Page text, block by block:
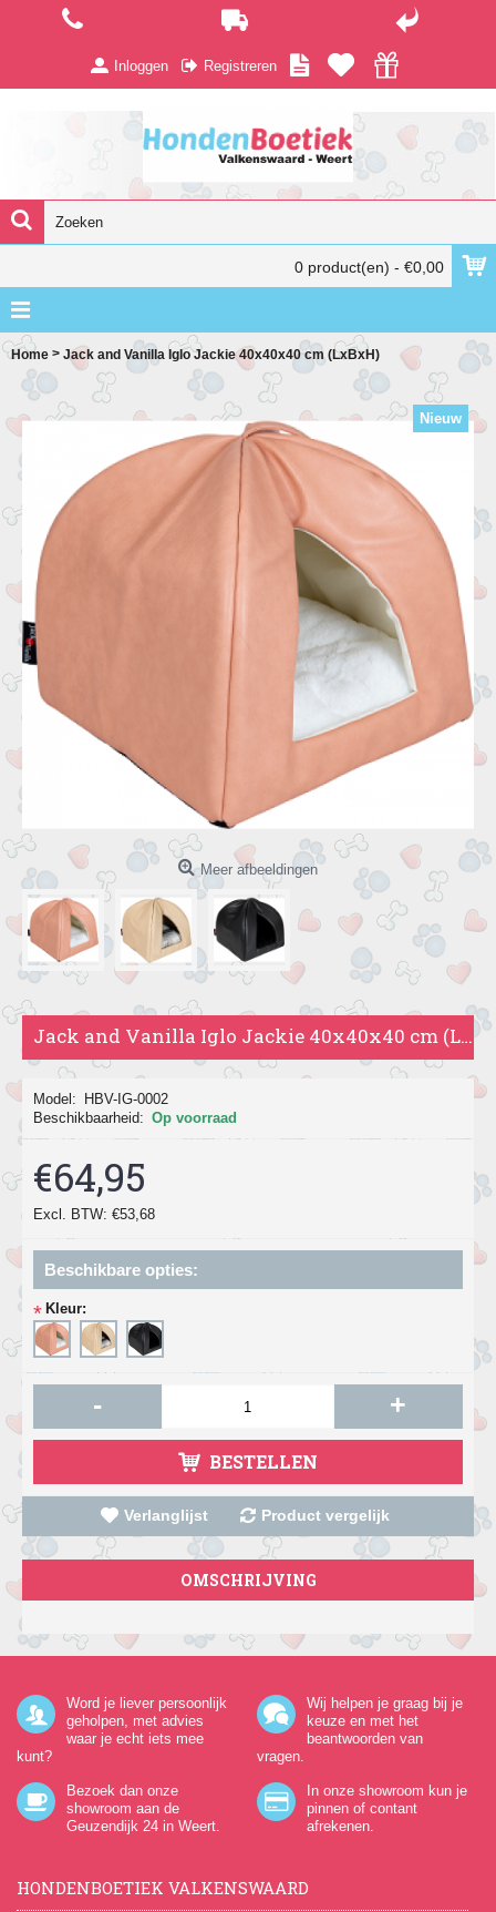
Inloggen Registreren
0 product(en) - €0,00
Home > Jack and Vanilla Iglo Jackie 40x40x40 cm (LxBxH)
Nieuw
Meer afbeeldingen
Jack and Vanilla Iglo Jackie 40x40x40 cm (LxBxH)
Model:
HBV-IG-0002
Beschikbaarheid: Op voorraad
€64,95
Excl. BTW: €53,68
Beschikbare opties:
* Kleur:
- +
BESTELLEN
Verlanglijst Product vergelijk
OMSCHRIJVING
Word je liever persoonlijk
geholpen, met advies
waar je echt iets mee
kunt?
Wij helpen je graag bij je
keuze en met het
beantwoorden van
vragen.
Bezoek dan onze
showroom aan de
Geuzendijk 24 in Weert.
In onze showroom kun je
pinnen of contant
afrekenen.
HONDENBOETIEK VALKENSWAARD